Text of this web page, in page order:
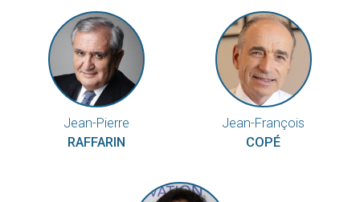
Jean-Pierre
RAFFARIN
Jean-François
COPÉ